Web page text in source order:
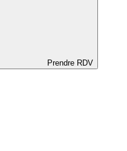
Prendre RDV